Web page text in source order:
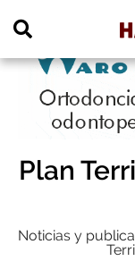
Plan
Noticias y